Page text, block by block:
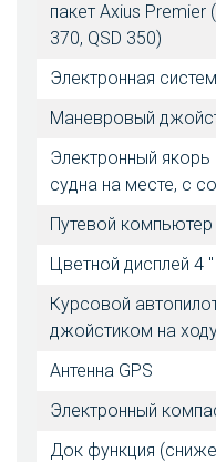
пакет Axius Premier
370, QSD 350)
Электронная
Маневровый
Электронный
судна на месте, с
Путевой компьютер
Цветной дисплей 4
Курсовой
джойстиком на
Антенна GPS
Электронный
Док функция